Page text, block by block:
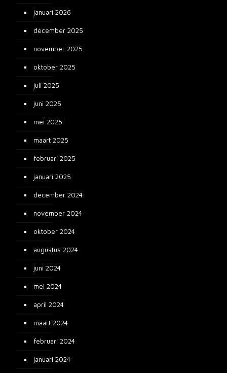
januari 2026
december 2025
november 2025
oktober 2025
juli 2025
juni 2025
mei 2025
maart 2025
februari 2025
januari 2025
december 2024
november 2024
oktober 2024
augustus 2024
juni 2024
mei 2024
april 2024
maart 2024
februari 2024
januari 2024